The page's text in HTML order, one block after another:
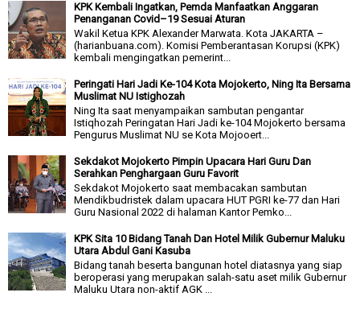
KPK Kembali Ingatkan, Pemda Manfaatkan Anggaran
Penanganan Covid–19 Sesuai Aturan
Wakil Ketua KPK Alexander Marwata. Kota JAKARTA –
(harianbuana.com). Komisi Pemberantasan Korupsi (KPK)
kembali mengingatkan pemerint...
Peringati Hari Jadi Ke-104 Kota Mojokerto, Ning Ita Bersama
Muslimat NU Istighozah
Ning Ita saat menyampaikan sambutan pengantar
Istiqhozah Peringatan Hari Jadi ke-104 Mojokerto bersama
Pengurus Muslimat NU se Kota Mojooert...
Sekdakot Mojokerto Pimpin Upacara Hari Guru Dan
Serahkan Penghargaan Guru Favorit
Sekdakot Mojokerto saat membacakan sambutan
Mendikbudristek dalam upacara HUT PGRI ke-77 dan Hari
Guru Nasional 2022 di halaman Kantor Pemko...
KPK Sita 10 Bidang Tanah Dan Hotel Milik Gubernur Maluku
Utara Abdul Gani Kasuba
Bidang tanah beserta bangunan hotel diatasnya yang siap
beroperasi yang merupakan salah-satu aset milik Gubernur
Maluku Utara non-aktif AGK ...